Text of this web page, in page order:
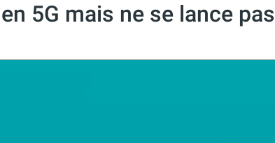
5G mais ne se lance pas